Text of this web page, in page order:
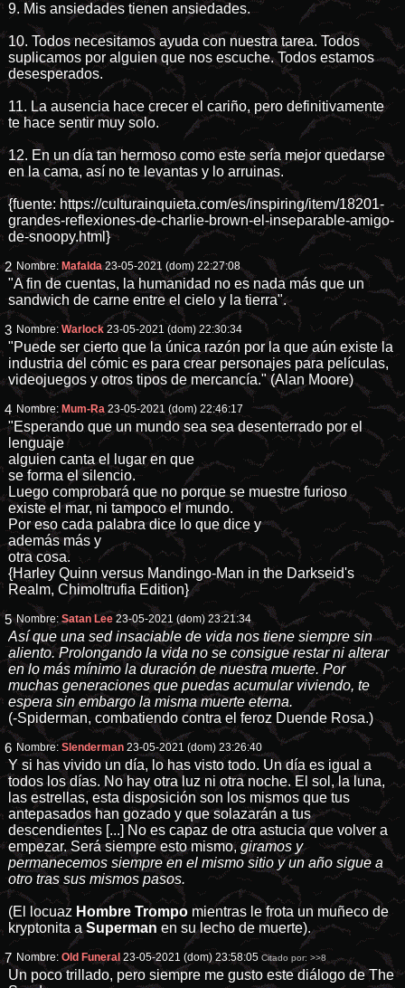
9. Mis ansiedades tienen ansiedades.
10. Todos necesitamos ayuda con nuestra tarea. Todos
suplicamos por alguien que nos escuche. Todos estamos
desesperados.
11. La ausencia hace crecer el cariño, pero definitivamente
te hace sentir muy solo.
12. En un día tan hermoso como este sería mejor quedarse
en la cama, así no te levantas y lo arruinas.
{fuente: https://culturainquieta.com/es/inspiring/item/18201-
grandes-reflexiones-de-charlie-brown-el-inseparable-amigo-
de-snoopy.html}
2 Nombre: Mafalda 23-05-2021 (dom) 22:27:08
"A fin de cuentas, la humanidad no es nada más que un
sandwich de carne entre el cielo y la tierra".
3 Nombre:Warlock 23-05-2021 (dom) 22:30:34
"Puede ser cierto que la única razón por la que aún existe la
industria del cómic es para crear personajes para películas,
videojuegos y otros tipos de mercancía." (Alan Moore)
4 Nombre: Mum-Ra 23-05-2021 (dom) 22:46:17
"Esperando que un mundo sea sea desenterrado por el
lenguaje
alguien canta el lugar en que
se forma el silencio.
Luego comprobará que no porque se muestre furioso
existe el mar, ni tampoco el mundo.
Por eso cada palabra dice lo que dice y
además más y
otra cosa.
{Harley Quinn versus Mandingo-Man in the Darkseid's
Realm, Chimoltrufia Edition}
5 Nombre:Satan Lee 23-05-2021 (dom) 23:21:34
Así que una sed insaciable de vida nos tiene siempre sin
aliento. Prolongando la vida no se consigue restar ni alterar
en lo más mínimo la duración de nuestra muerte. Por
muchas generaciones que puedas acumular viviendo, te
espera sin embargo la misma muerte eterna.
(-Spiderman, combatiendo contra el feroz Duende Rosa.)
6 Nombre:Slenderman 23-05-2021 (dom) 23:26:40
Y si has vivido un día, lo has visto todo. Un día es igual a
todos los días. No hay otra luz ni otra noche. El sol, la luna,
las estrellas, esta disposición son los mismos que tus
antepasados han gozado y que solazarán a tus
descendientes [...] No es capaz de otra astucia que volver a
empezar. Será siempre esto mismo, giramos y
permanecemos siempre en el mismo sitio y un año sigue a
otro tras sus mismos pasos.
(El locuaz Hombre Trompo mientras le frota un muñeco de
kryptonita aSuperman en su lecho de muerte).
7 Nombre:Old Funeral 23-05-2021 (dom) 23:58:05 Citado por:>>8
Un poco trillado, pero siempre me gusto este diálogo de The